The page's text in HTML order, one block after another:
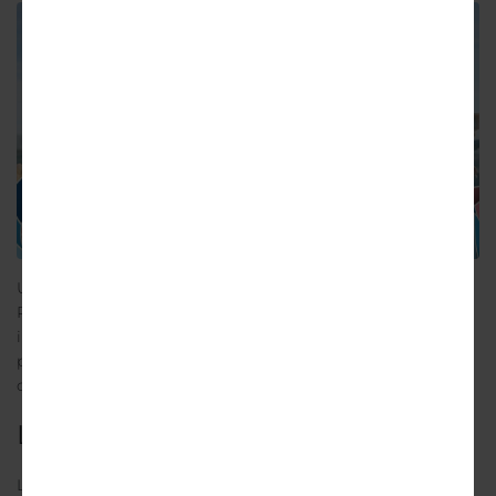
Un nuovo prodotto è in arrivo nello store di
Primewine: direttamente dal Giappone un Rum
ispirato ad un’antica leggenda d’Oriente, la cui
particolarità è il filtraggio del prodotto attraverso
coralli veri.
La storia di Minoki
La creazione del Rum Minoki è ispirata ad un’antica